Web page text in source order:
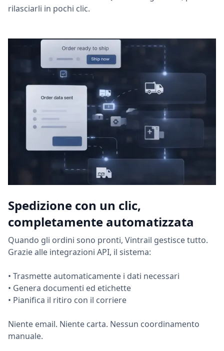
rilasciarli in pochi clic.
Spedizione con un clic,
completamente automatizzata
Quando gli ordini sono pronti, Vintrail gestisce tutto.
Grazie alle integrazioni API, il sistema:
• Trasmette automaticamente i dati necessari
• Genera documenti ed etichette
• Pianifica il ritiro con il corriere
Niente email. Niente carta. Nessun coordinamento
manuale.